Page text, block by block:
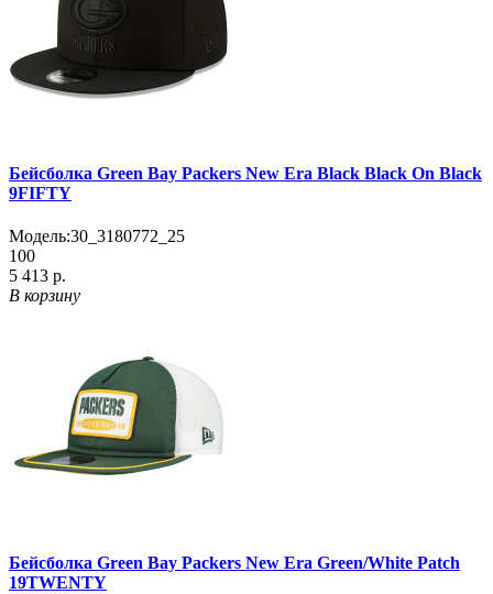
Бейсболка Green Bay Packers New Era Black Black On Black
9FIFTY
Модель:30_3180772_25
100
5 413 р.
В корзину
Бейсболка Green Bay Packers New Era Green/White Patch
19TWENTY